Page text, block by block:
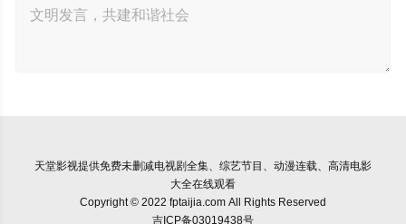
天堂影视提供免费未删减电视剧全集、综艺节目、动漫连载、高清电影
大全在线观看
Copyright © 2022 fptaijia.com All Rights Reserved
吉ICP备03019438号